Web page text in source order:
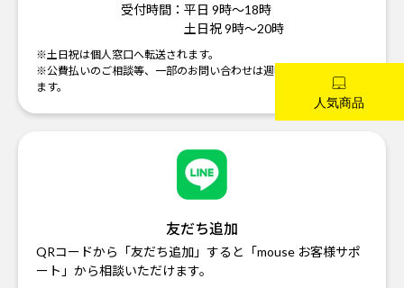
受付時間： 平日 9時～18時
土日祝 9時～20時
※土日祝は個人窓口へ転送されます。
※公費払いのご相談等、一部のお問い合わせは週明けの対応になり
ます。
友だち追加
QRコードから「友だち追加」すると「mouse お客様サポ
ート」から相談いただけます。